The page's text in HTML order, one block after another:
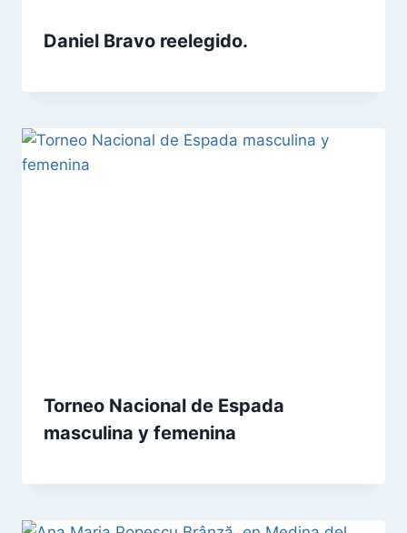
Daniel Bravo reelegido.
Torneo Nacional de Espada
masculina y femenina